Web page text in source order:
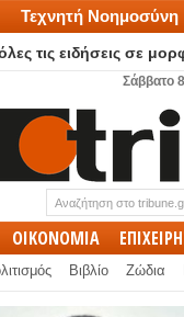
Τεχνητή Νοημοσύνη
τις ειδήσεις σε
Σάββατο
ΟΙΚΟΝΟΜΙΑ
Βιβλίο Ζώδια